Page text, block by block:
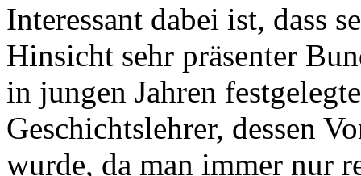
Interessant dabei ist, dass
Hinsicht sehr präsenter
in jungen Jahren
Geschichtslehrer, dessen
wurde, da man immer nur